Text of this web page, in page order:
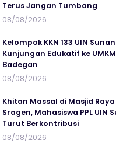
Terus Jangan Tumbang
08/08/2026
Kelompok KKN 133 UIN
Kunjungan Edukatif ke
Badegan
08/08/2026
Khitan Massal di Masjid
Sragen, Mahasiswa PPL UIN
Turut Berkontribusi
08/08/2026